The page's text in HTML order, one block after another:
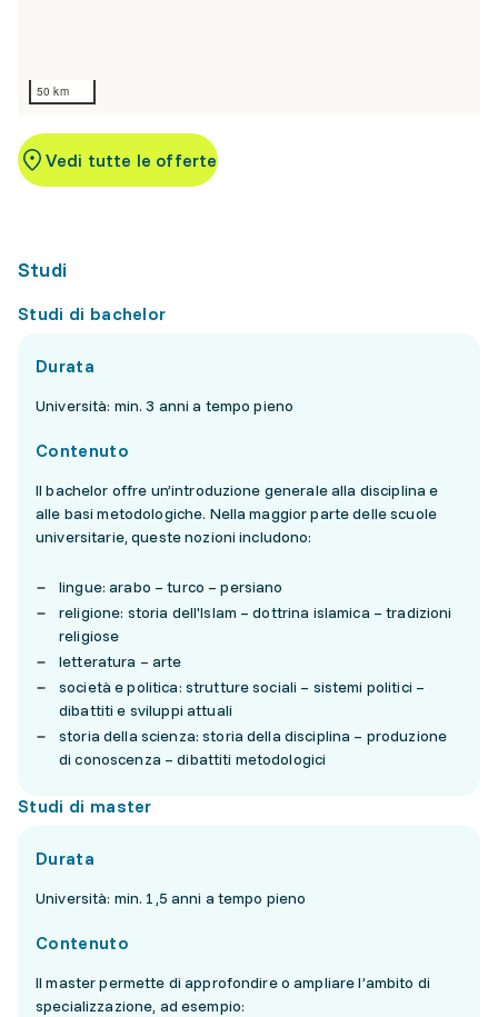
50 km
Vedi tutte le offerte
Studi
Studi di bachelor
Durata
Università: min. 3 anni a tempo pieno
Contenuto
Il bachelor offre un’introduzione generale alla disciplina e
alle basi metodologiche. Nella maggior parte delle scuole
universitarie, queste nozioni includono:
lingue: arabo – turco – persiano
religione: storia dell'Islam – dottrina islamica – tradizioni
religiose
letteratura – arte
società e politica: strutture sociali – sistemi politici –
dibattiti e sviluppi attuali
storia della scienza: storia della disciplina – produzione
di conoscenza – dibattiti metodologici
Studi di master
Durata
Università: min. 1,5 anni a tempo pieno
Contenuto
Il master permette di approfondire o ampliare l’ambito di
specializzazione, ad esempio: